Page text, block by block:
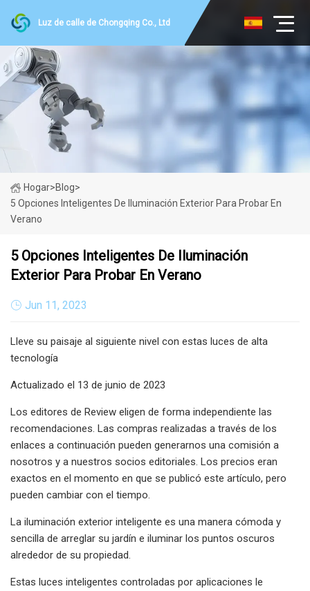
Luz de calle de Chongqing Co., Ltd
Hogar>Blog>
5 Opciones Inteligentes De Iluminación Exterior Para Probar En
Verano
5 Opciones Inteligentes De Iluminación
Exterior Para Probar En Verano
Jun 11, 2023
Lleve su paisaje al siguiente nivel con estas luces de alta
tecnología
Actualizado el 13 de junio de 2023
Los editores de Review eligen de forma independiente las
recomendaciones. Las compras realizadas a través de los
enlaces a continuación pueden generarnos una comisión a
nosotros y a nuestros socios editoriales. Los precios eran
exactos en el momento en que se publicó este artículo, pero
pueden cambiar con el tiempo.
La iluminación exterior inteligente es una manera cómoda y
sencilla de arreglar su jardín e iluminar los puntos oscuros
alrededor de su propiedad.
Estas luces inteligentes controladas por aplicaciones le